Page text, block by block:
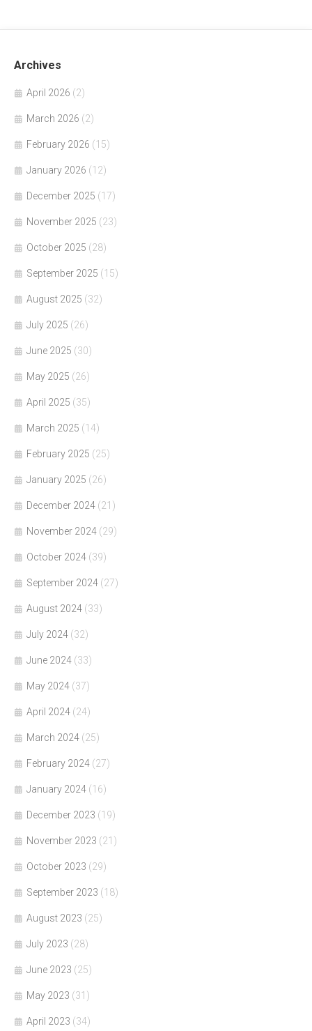
Archives
April 2026 (2)
March 2026 (2)
February 2026 (15)
January 2026 (12)
December 2025 (17)
November 2025 (23)
October 2025 (28)
September 2025 (15)
August 2025 (32)
July 2025 (26)
June 2025 (30)
May 2025 (26)
April 2025 (35)
March 2025 (14)
February 2025 (25)
January 2025 (26)
December 2024 (21)
November 2024 (29)
October 2024 (39)
September 2024 (27)
August 2024 (33)
July 2024 (32)
June 2024 (33)
May 2024 (37)
April 2024 (24)
March 2024 (25)
February 2024 (27)
January 2024 (16)
December 2023 (19)
November 2023 (21)
October 2023 (29)
September 2023 (18)
August 2023 (25)
July 2023 (28)
June 2023 (25)
May 2023 (31)
April 2023 (34)